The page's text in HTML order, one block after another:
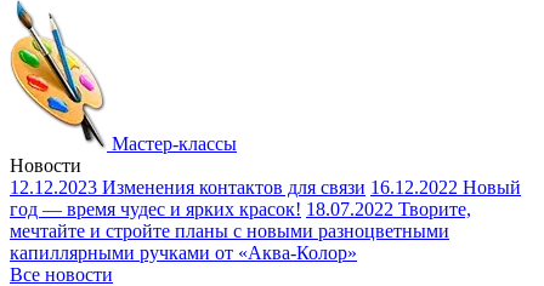
Мастер-классы
Новости
12.12.2023 Изменения контактов для связи 16.12.2022 Новый
год — время чудес и ярких красок! 18.07.2022 Творите,
мечтайте и стройте планы с новыми разноцветными
капиллярными ручками от «Аква-Колор»
Все новости